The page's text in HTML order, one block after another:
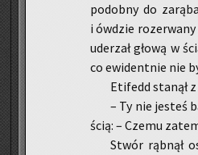
po­dob­ny do
i ów­dzie
ude­rzał głową w
co ewi­dent­nie nie
Eti­fedd sta­nął
– Ty nie je­steś
ścią: – Czemu
Stwór rąb­nął